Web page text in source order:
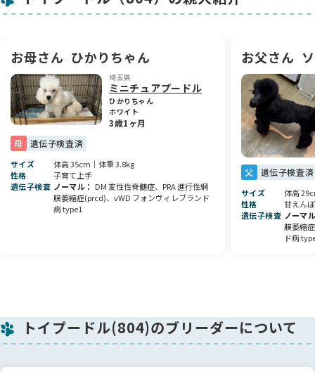
シルバーの被毛は成長とともに美しく変化していくので、大人
めます✂️
🏡新しいご家族との出会いをお待ちしています
性格も健康状態もばっちりな男の子なので、初めてワンちゃん
を迎える方にも安心しておすすめできます。
この子と一緒に過ごす毎日が、笑顔にあふれるかけがえのない
時間になりますように🍀
ぜひ一度、この子に会いに来てくださいね♪
素敵なご縁を心よりお待ちしております😊
お母さん ひかりちゃん
埼玉県
ミニチュアプードル
ひかりちゃん
ホワイト
3歳1ヶ月
母
遺伝子検査済
サイズ
体高 35cm｜体重 3.8kg
性格
子育て上手
遺伝子検査 ノーマル
DM 変性性脊髄症、PRA 進行性網
膜萎縮症(prcd)、vWD フォンヴィレブランド
病 type1
お父さん
父 遺伝子検査済
サイズ
体高
性格
甘えん
遺伝子検査 ノーマ
膜萎縮
ド病
トイプードル(804)のブリーダーについて